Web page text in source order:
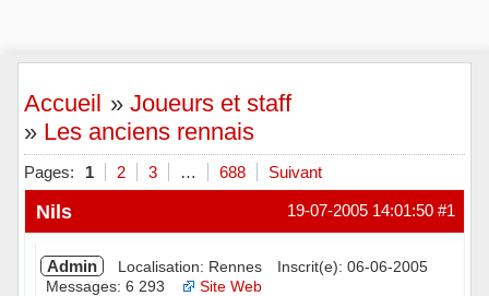
Accueil »Joueurs et staff
» Les anciens rennais
Pages: 1 2 3 … 688 Suivant
#1
19-07-2005 14:01:50
Nils
Admin Localisation: Rennes
Inscrit(e): 06-06-2005
Messages: 6 293
Site Web